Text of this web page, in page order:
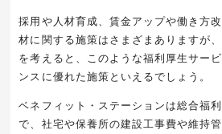
採用や人材育成、賃金アップや働き方
材に関する施策はさまざまありますが
を考えると、このような福利厚生サー
ンスに優れた施策といえるでしょう。
ベネフィット・ステーションは総合福
で、社宅や保養所の建設工事費や維持